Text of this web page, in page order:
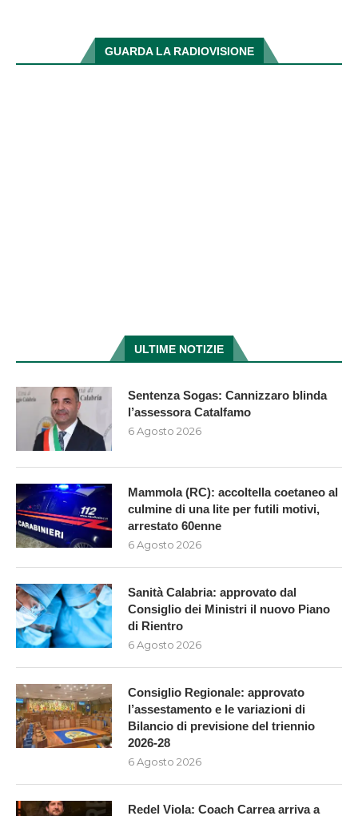
GUARDA LA RADIOVISIONE
ULTIME NOTIZIE
Sentenza Sogas: Cannizzaro blinda
l’assessora Catalfamo
6 Agosto 2026
Mammola (RC): accoltella coetaneo al
culmine di una lite per futili motivi,
arrestato 60enne
6 Agosto 2026
Sanità Calabria: approvato dal
Consiglio dei Ministri il nuovo Piano
di Rientro
6 Agosto 2026
Consiglio Regionale: approvato
l’assestamento e le variazioni di
Bilancio di previsione del triennio
2026-28
6 Agosto 2026
Redel Viola: Coach Carrea arriva a